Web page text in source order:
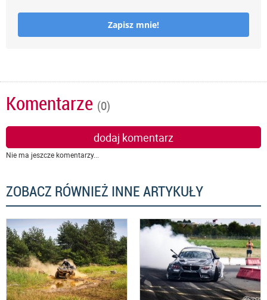
Zapisz mnie!
Komentarze (0)
dodaj komentarz
Nie ma jeszcze komentarzy...
ZOBACZ RÓWNIEŻ INNE ARTYKUŁY